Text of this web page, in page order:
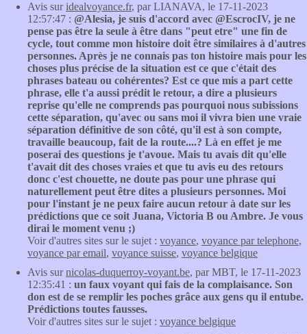
Avis suridealvoyance.fr, par LIANAVA, le 17-11-2023
12:57:47 : @Alesia, je suis d'accord avec @EscrocIV, je ne
pense pas être la seule à être dans "peut etre" une fin de
cycle, tout comme mon histoire doit être similaires à d'autres
personnes. Après je ne connais pas ton histoire mais pour les
choses plus précise de la situation est ce que c'était des
phrases bateau ou cohérentes? Est ce que mis a part cette
phrase, elle t'a aussi prédit le retour, a dire a plusieurs
reprise qu'elle ne comprends pas pourquoi nous subissions
cette séparation, qu'avec ou sans moi il vivra bien une vraie
séparation définitive de son côté, qu'il est à son compte,
travaille beaucoup, fait de la route....? Là en effet je me
poserai des questions je t'avoue. Mais tu avais dit qu'elle
t'avait dit des choses vraies et que tu avis eu des retours
donc c'est chouette, ne doute pas pour une phrase qui
naturellement peut être dites a plusieurs personnes. Moi
pour l'instant je ne peux faire aucun retour à date sur les
prédictions que ce soit Juana, Victoria B ou Ambre. Je vous
dirai le moment venu ;)
Voir d'autres sites sur le sujet : voyance, voyance par telephone,
voyance par email, voyance suisse, voyance belgique
Avis surnicolas-duquerroy-voyant.be, par MBT, le 17-11-2023
12:35:41 : un faux voyant qui fais de la complaisance. Son
don est de se remplir les poches grâce aux gens qu il entube.
Prédictions toutes fausses.
Voir d'autres sites sur le sujet : voyance belgique